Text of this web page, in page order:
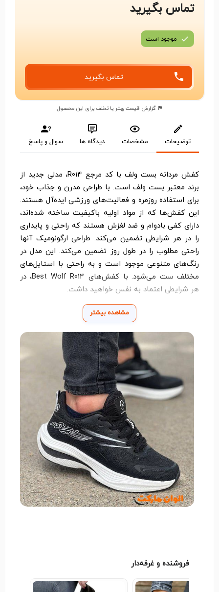
تماس بگیرید
موجود است
تماس بگیرید
گزارش قیمت بهتر یا تخلف برای این محصول
توضیحات مشخصات دیدگاه ها سوال و پاسخ
کفش مردانه بست ولف با کد مرجع R014، مدلی جدید از
برند معتبر بست ولف است. با طراحی مدرن و جذاب خود،
برای استفاده روزمره و فعالیت‌های ورزشی ایده‌آل هستند.
این کفش‌ها که از مواد اولیه باکیفیت ساخته شده‌اند،
دارای کفی بادوام و ضد لغزش هستند که راحتی و پایداری
را در هر شرایطی تضمین می‌کند. طراحی ارگونومیک آنها
راحتی مطلوب را در طول روز تضمین می‌کند. این مدل در
رنگ‌های متنوعی موجود است و به راحتی با استایل‌های
مختلف ست می‌شود. با کفش‌های Best Wolf R014، در
هر شرایطی اعتماد به نفس خواهید داشت.
مشاهده بیشتر
فروشنده و غرفه‌دار